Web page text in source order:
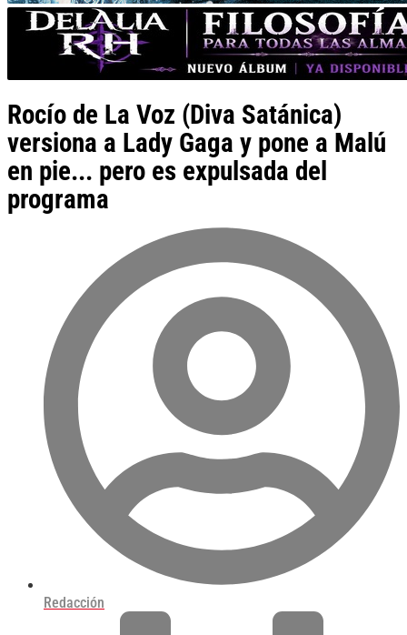
Rocío de La Voz (Diva Satánica)
versiona a Lady Gaga y pone a Malú
en pie... pero es expulsada del
programa
Redacción